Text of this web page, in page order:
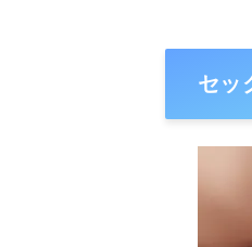
セッ